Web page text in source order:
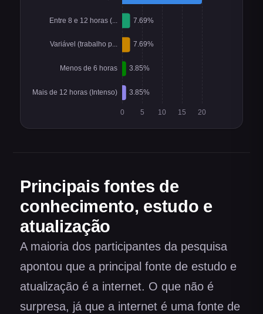
Principais fontes de
conhecimento, estudo e
atualização
A maioria dos participantes da pesquisa
apontou que a principal fonte de estudo e
atualização é a internet. O que não é
surpresa, já que a internet é uma fonte de